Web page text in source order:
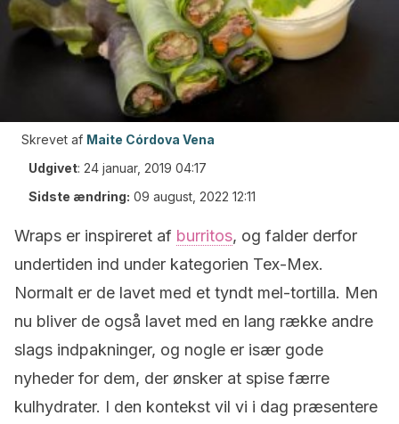
Skrevet af Maite Córdova Vena
Udgivet: 24 januar, 2019 04:17
Sidste ændring: 09 august, 2022 12:11
Wraps er inspireret af burritos, og falder derfor
undertiden ind under kategorien Tex-Mex.
Normalt er de lavet med et tyndt mel-tortilla. Men
nu bliver de også lavet med en lang række andre
slags indpakninger, og nogle er især gode
nyheder for dem, der ønsker at spise færre
kulhydrater. I den kontekst vil vi i dag præsentere